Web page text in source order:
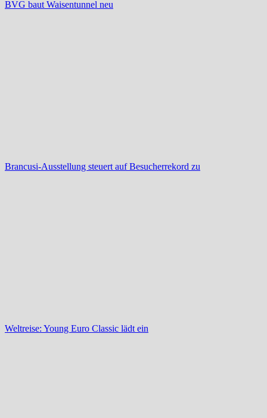
BVG baut Waisentunnel neu
Brancusi-Ausstellung steuert auf Besucherrekord zu
Weltreise: Young Euro Classic lädt ein